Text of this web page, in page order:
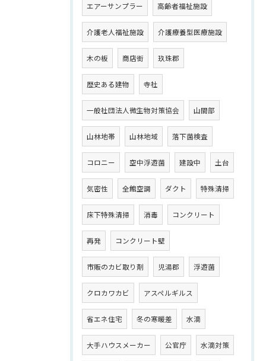
エアーサンプラー 高齢者福祉施設
介護老人福祉施設 介護療養型医療施設
木の板 商店街 玖珠郡
歴史ある建物 寺社
一般社団法人微生物対策協会 山間部
山林地帯 山林地域 落下菌検査
コロニー 空中浮遊菌 建設中 土台
気密性 全館空調 ダクト 特殊清掃
床下特殊清掃 消毒 コンクリート
再発 コンクリート壁
市販のカビ取り剤 児湯郡 浮遊菌
クロカワカビ アスペルギルス
省エネ住宅 冬の寒暖差 水滴
大手ハウスメーカー 公官庁 水滴対策